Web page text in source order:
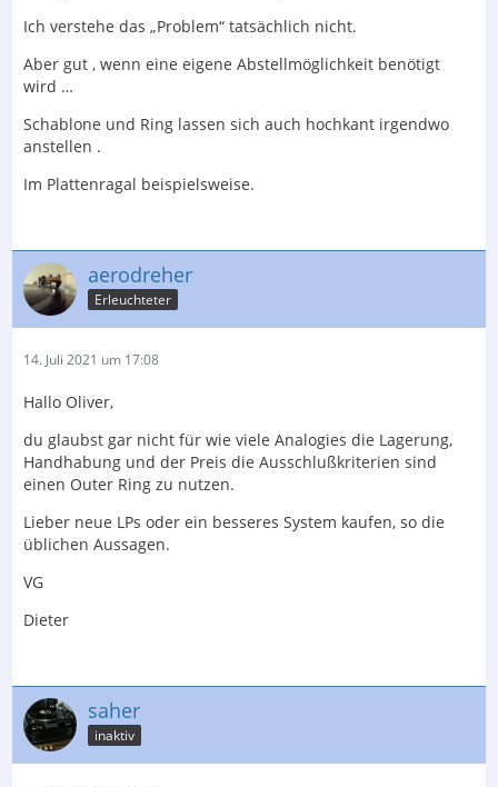
Ich verstehe das „Problem“ tatsächlich nicht.
Aber gut , wenn eine eigene Abstellmöglichkeit benötigt
wird …
Schablone und Ring lassen sich auch hochkant irgendwo
anstellen .
Im Plattenragal beispielsweise.
aerodreher
Erleuchteter
14. Juli 2021 um 17:08
Hallo Oliver,
du glaubst gar nicht für wie viele Analogies die Lagerung,
Handhabung und der Preis die Ausschlußkriterien sind
einen Outer Ring zu nutzen.
Lieber neue LPs oder ein besseres System kaufen, so die
üblichen Aussagen.
VG
Dieter
saher
inaktiv